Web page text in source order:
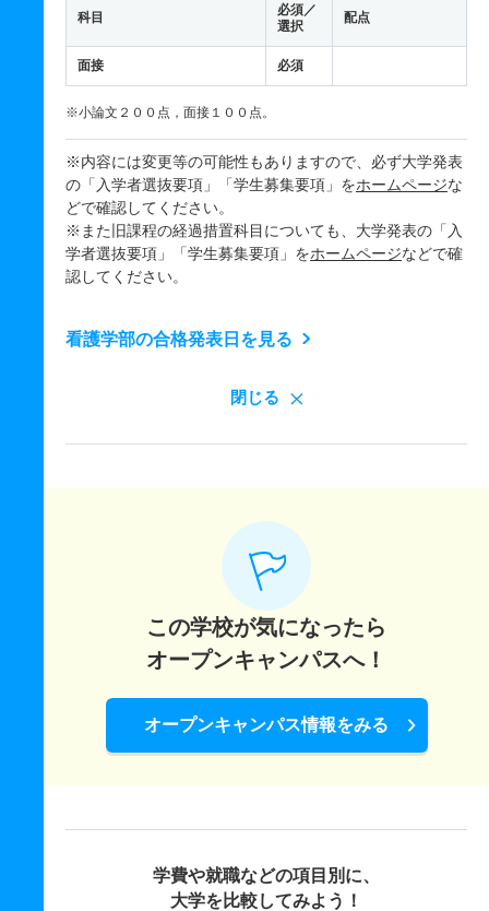
科目
必須／
選択
配点
面接 必須
※小論文２００点，面接１００点。
※内容には変更等の可能性もありますので、必ず大学発表
の「入学者選抜要項」「学生募集要項」をホームページな
どで確認してください。
※また旧課程の経過措置科目についても、大学発表の「入
学者選抜要項」「学生募集要項」をホームページなどで確
認してください。
看護学部の合格発表日を見る
閉じる
この学校が気になったら
オープンキャンパスへ！
オープンキャンパス情報をみる
学費や就職などの項目別に、
大学を比較してみよう！